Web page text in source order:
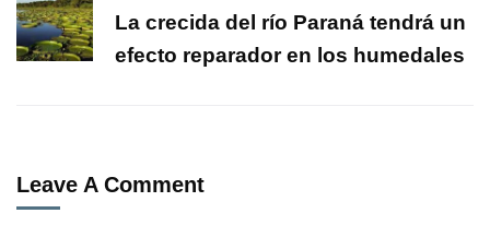
La crecida del río Paraná tendrá un
efecto reparador en los humedales
Leave A Comment